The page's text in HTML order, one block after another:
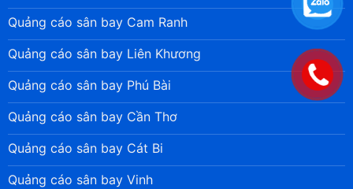
Quảng cáo sân bay Cam Ranh
Quảng cáo sân bay Liên Khương
Quảng cáo sân bay Phú Bài
Quảng cáo sân bay Cần Thơ
Quảng cáo sân bay Cát Bi
Quảng cáo sân bay Vinh